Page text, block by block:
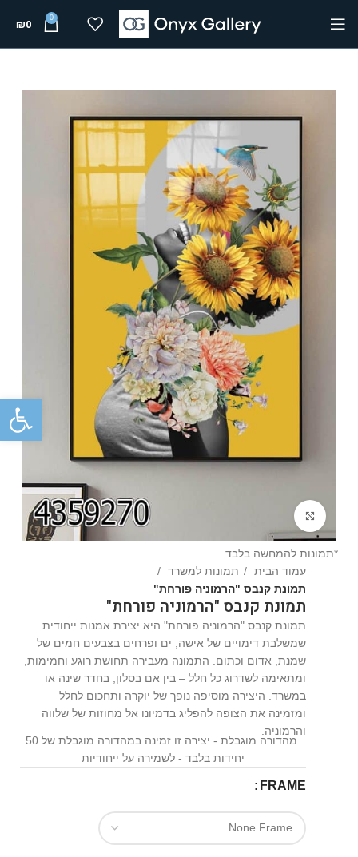
0
₪0
*תמונות להמחשה בלבד
עמוד הבית
תמונות למשרד
תמונת קנבס "הרמוניה פורחת"
תמונת קנבס "הרמוניה פורחת"
תמונת קנבס "הרמוניה פורחת" היא יצירת אמנות ייחודית
שמשלבת דימויים של אישה, ים ופרחים בצבעים חמים של
שמנת, אדום וכתום. התמונה מעבירה תחושת רוגע וחמימות,
ומתאימה לשדרוג כל חלל – בין אם בסלון, בחדר שינה או
במשרד. היצירה מוסיפה נופך של יוקרה ותחכום לחלל
ומזמינה את הצופה להפליג בדמיונו אל מחוזות של שלווה
והרמוניה.
מהדורה מוגבלת - יצירה זו זמינה במהדורה מוגבלת של 50
יחידות בלבד - לשמירה על ייחודיות
FRAME